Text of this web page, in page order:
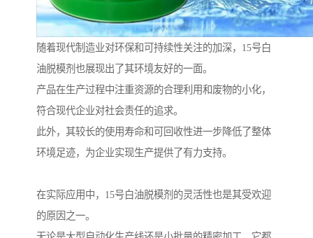
随着现代制造业对环保和可持续性关注的加深，15号白
油脱模剂也展现出了其环境友好的一面。
产品在生产过程中注重资源的合理利用和废物的小化，
符合现代企业对社会责任的追求。
此外，其较长的使用寿命和可回收性进一步降低了整体
环境足迹，为企业实现生产提供了有力支持。
在实际应用中，15号白油脱模剂的灵活性也是其受欢迎
的原因之一。